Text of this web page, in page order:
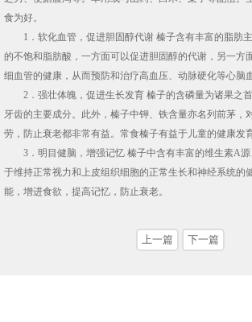
食为好。
1．软化血管，促进胆固醇代谢 榛子含有丰富的脂肪
的不饱和脂肪酸，一方面可以促进胆固醇的代谢，另一方
细血管的健康，从而预防和治疗高血压、动脉硬化等心脑
2．强壮体魄，促进生长发育 榛子的含磷量为诸果之首
牙齿的主要成分。此外，榛子中钾、铁含量亦名列前茅，
劳，防止衰老都非常有益。常食榛子有益于儿童的健康发育
3．明目健脑，增强记忆 榛子中含有丰富的维生素A源
于维持正常视力和上皮组织细胞的正常生长和神经系统的
能，增进食欲，提高记忆，防止衰老。
上一篇 下一篇